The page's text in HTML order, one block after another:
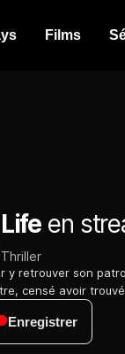
Films
en
Thriller
y retrouver son
censé avoir
Enregistrer